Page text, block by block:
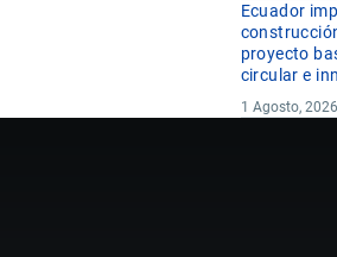
Ecuador
proyecto
circular e
1 Agosto, 2026